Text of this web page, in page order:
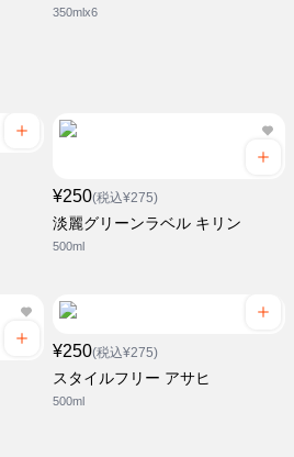
350mlx6
¥250(税込¥275)
淡麗グリーンラベル キリン
500ml
¥250(税込¥275)
スタイルフリー アサヒ
500ml